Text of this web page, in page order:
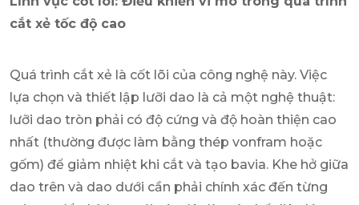
cắt xẻ tốc độ cao
Quá trình cắt xẻ là cốt lõi của công nghệ này. Việc
lựa chọn và thiết lập lưỡi dao là cả một nghệ thuật:
lưỡi dao tròn phải có độ cứng và độ hoàn thiện cao
nhất (thường được làm bằng thép vonfram hoặc
gốm) để giảm nhiệt khi cắt và tạo bavia. Khe hở giữa
dao trên và dao dưới cần phải chính xác đến từng